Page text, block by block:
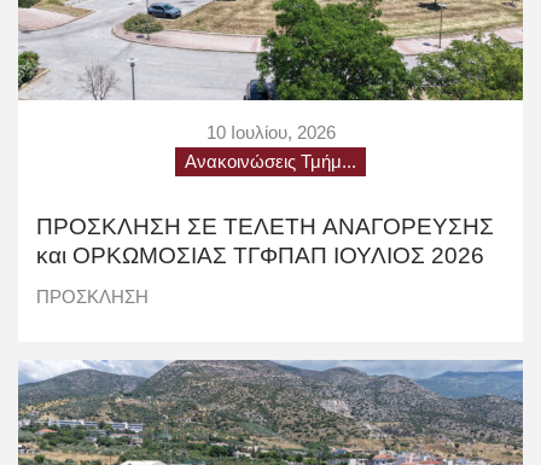
10 Ιουλίου, 2026
Ανακοινώσεις Τμήμ...
ΠΡΟΣΚΛΗΣΗ ΣΕ ΤΕΛΕΤΗ AΝΑΓΟΡΕΥΣΗΣ
και ΟΡΚΩΜΟΣΙΑΣ TΓΦΠΑΠ ΙΟΥΛΙΟΣ 2026
ΠΡΟΣΚΛΗΣΗ